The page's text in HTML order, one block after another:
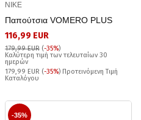
NIKE
Παπούτσια VOMERO PLUS
116,99 EUR
179,99 EUR (-35%)
Καλύτερη τιμή των τελευταίων 30
ημερών
179,99 EUR (-35%) Προτεινόμενη Τιμή
Καταλόγου
-35%